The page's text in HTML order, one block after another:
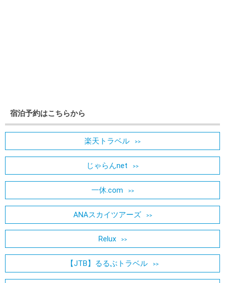
宿泊予約はこちらから
楽天トラベル
じゃらんnet
一休.com
ANAスカイツアーズ
Relux
【JTB】るるぶトラベル